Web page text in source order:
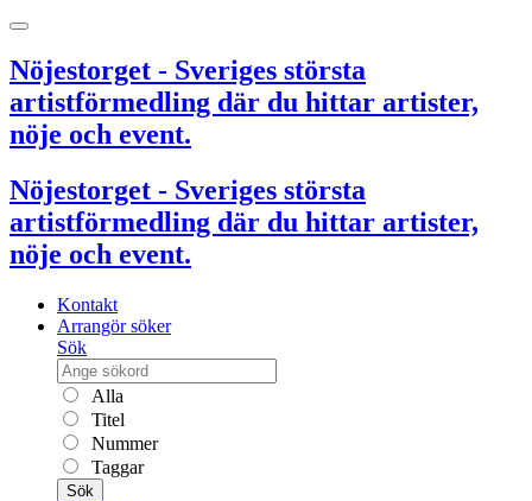
Nöjestorget - Sveriges största
artistförmedling där du hittar artister,
nöje och event.
Nöjestorget - Sveriges största
artistförmedling där du hittar artister,
nöje och event.
Kontakt
Arrangör söker
Sök
Alla
Titel
Nummer
Taggar
Sök